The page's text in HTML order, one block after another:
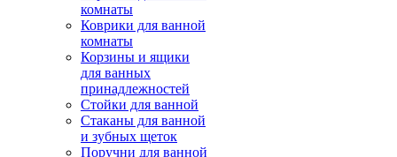
комнаты
Коврики для ванной
комнаты
Корзины и ящики
для ванных
принадлежностей
Стойки для ванной
Стаканы для ванной
и зубных щеток
Поручни для ванной